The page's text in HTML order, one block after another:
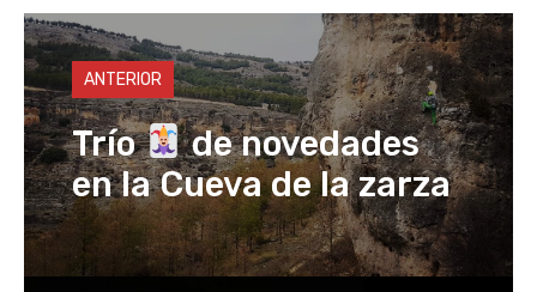
p
p
o
n
o
o
k
n
k
ANTERIOR
Trío
de novedades
en la Cueva de la zarza